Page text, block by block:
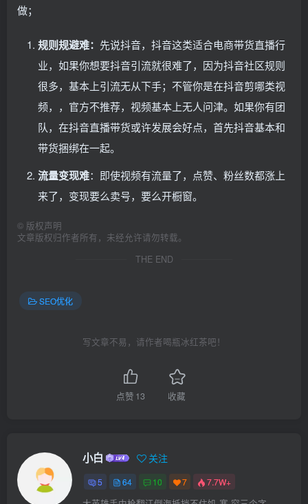
做；
规则规避难： 先说抖音，抖音这类适合电商带货直播行
业，如果你想要抖音引流就很难了，因为抖音社区规则
很多，基本上引流无从下手；不管你是在抖音剪哪类视
频，，官方不推荐，视频基本上无人问津。如果你有团
队，在抖音直播带货或许发展会好点，首先抖音基本和
带货捆绑在一起。
流量变现难：即使视频有流量了，点赞、粉丝数都涨上
来了，变现要么卖号，要么开橱窗。
© 版权声明
文章版权归作者所有，未经允许请勿转载。
THE END
SEO优化
写文章不易，请作者喝瓶冰红茶吧！
点赞 13 收藏
小白 关注
5 64 10 7 7.7W+